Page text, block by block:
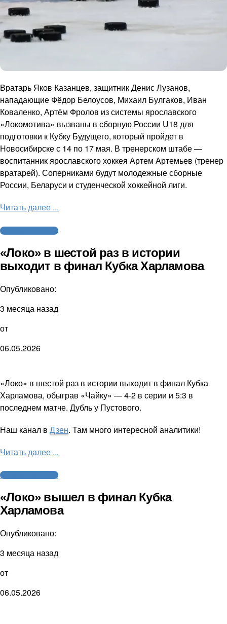
Вратарь Яков Казанцев, защитник Денис Лузанов,
нападающие Фёдор Белоусов, Михаил Булгаков, Иван
Коваленко, Артём Фролов из системы ярославского
«Локомотива» вызваны в сборную России U18 для
подготовки к Кубку Будущего, который пройдет в
Новосибирске с 14 по 17 мая. В тренерском штабе —
воспитанник ярославского хоккея Артем Артемьев (тренер
вратарей). Соперниками будут молодежные сборные
России, Беларуси и студенческой хоккейной лиги.
Читать далее ...
Молодежный хоккей
«Локо» в шестой раз в истории
выходит в финал Кубка Харламова
Опубликовано:
3 месяца назад
от
06.05.2026
«Локо» в шестой раз в истории выходит в финал Кубка
Харламова, обыграв «Чайку» — 4-2 в серии и 5:3 в
последнем матче. Дубль у Пустового.
Наш канал в Дзен. Там много интересной аналитики!
Читать далее ...
Молодежный хоккей
«Локо» вышел в финал Кубка
Харламова
Опубликовано:
3 месяца назад
от
06.05.2026